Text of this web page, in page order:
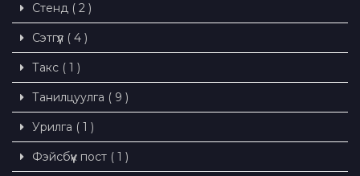
Стенд ( 2 )
Сэтгүүл ( 4 )
Такс ( 1 )
Танилцуулга ( 9 )
Урилга ( 1 )
Фэйсбүүк пост ( 1 )